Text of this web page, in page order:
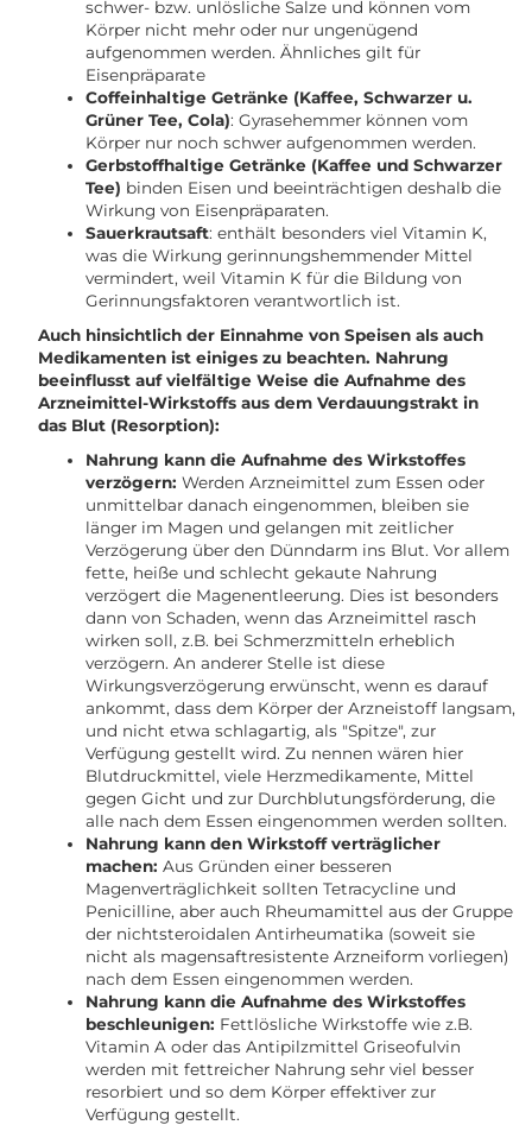
schwer- bzw. unlösliche Salze und können vom
Körper nicht mehr oder nur ungenügend
aufgenommen werden. Ähnliches gilt für
Eisenpräparate
Coffeinhaltige Getränke (Kaffee, Schwarzer u.
Grüner Tee, Cola): Gyrasehemmer können vom
Körper nur noch schwer aufgenommen werden.
Gerbstoffhaltige Getränke (Kaffee und Schwarzer
Tee) binden Eisen und beeinträchtigen deshalb die
Wirkung von Eisenpräparaten.
Sauerkrautsaft: enthält besonders viel Vitamin K,
was die Wirkung gerinnungshemmender Mittel
vermindert, weil Vitamin K für die Bildung von
Gerinnungsfaktoren verantwortlich ist.
Auch hinsichtlich der Einnahme von Speisen als auch
Medikamenten ist einiges zu beachten. Nahrung
beeinflusst auf vielfältige Weise die Aufnahme des
Arzneimittel-Wirkstoffs aus dem Verdauungstrakt in
das Blut (Resorption):
Nahrung kann die Aufnahme des Wirkstoffes
verzögern: Werden Arzneimittel zum Essen oder
unmittelbar danach eingenommen, bleiben sie
länger im Magen und gelangen mit zeitlicher
Verzögerung über den Dünndarm ins Blut. Vor allem
fette, heiße und schlecht gekaute Nahrung
verzögert die Magenentleerung. Dies ist besonders
dann von Schaden, wenn das Arzneimittel rasch
wirken soll, z.B. bei Schmerzmitteln erheblich
verzögern. An anderer Stelle ist diese
Wirkungsverzögerung erwünscht, wenn es darauf
ankommt, dass dem Körper der Arzneistoff langsam,
und nicht etwa schlagartig, als "Spitze", zur
Verfügung gestellt wird. Zu nennen wären hier
Blutdruckmittel, viele Herzmedikamente, Mittel
gegen Gicht und zur Durchblutungsförderung, die
alle nach dem Essen eingenommen werden sollten.
Nahrung kann den Wirkstoff verträglicher
machen: Aus Gründen einer besseren
Magenverträglichkeit sollten Tetracycline und
Penicilline, aber auch Rheumamittel aus der Gruppe
der nichtsteroidalen Antirheumatika (soweit sie
nicht als magensaftresistente Arzneiform vorliegen)
nach dem Essen eingenommen werden.
Nahrung kann die Aufnahme des Wirkstoffes
beschleunigen: Fettlösliche Wirkstoffe wie z.B.
Vitamin A oder das Antipilzmittel Griseofulvin
werden mit fettreicher Nahrung sehr viel besser
resorbiert und so dem Körper effektiver zur
Verfügung gestellt.